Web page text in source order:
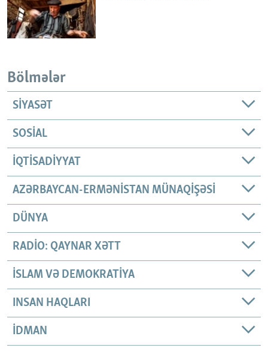
Bölmələr
SIYASƏT
SOSIAL
İQTISADIYYAT
AZƏRBAYCAN-ERMƏNISTAN MÜNAQIŞƏSI
DÜNYA
RADIO: QAYNAR XƏTT
İSLAM VƏ DEMOKRATIYA
INSAN HAQLARI
İDMAN